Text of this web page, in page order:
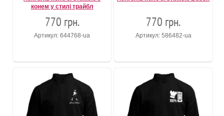
конем у стилі трайбл
770 грн.
Артикул: 644768-ua
770 грн.
Артикул: 586482-ua